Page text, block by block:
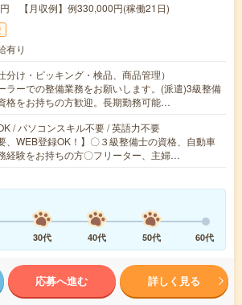
【月収例】例330,000円(稼働21日)
有り
分け・ピッキング・検品、商品管理）
ラーでの整備業務をお願いします。(派遣)3級整備
格をお持ちの方歓迎。長期勤務可能…
/ パソコンスキル不要 / 英語力不要
、WEB登録OK！】〇３級整備士の資格、自動車
経験をお持ちの方〇フリーター、主婦…
30代 40代 50代 60代
応募へ進む 詳しく見る